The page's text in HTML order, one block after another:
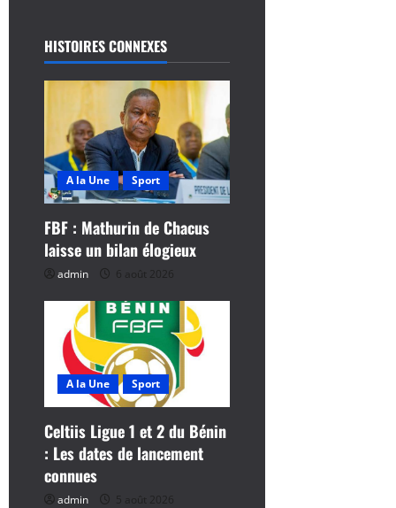
i
o
d
’
a
r
t
l
e
HISTOIRES CONNEXES
A la Une Sport
FBF : Mathurin de Chacus
laisse un bilan élogieux
admin 6 août 2026
A la Une Sport
Celtiis Ligue 1 et 2 du Bénin
: Les dates de lancement
connues
admin 5 août 2026